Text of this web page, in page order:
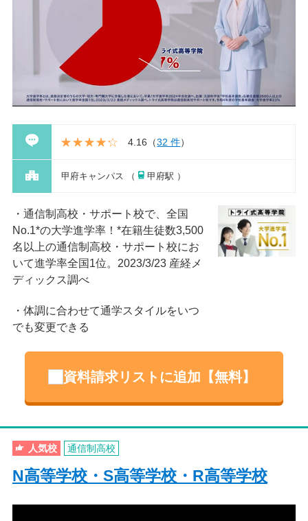
4.16 （32 件）
甲府キャンパス （ 甲府駅 ）
通信制高校・サポート校で、全国
No.1*の大学進学率！*在籍⽣徒数3,500
名以上の通信制⾼校・サポート校にお
いて進学率全国1位。2023/3/23 産経メ
ディックス調べ
体調に合わせて通学スタイルをいつ
でも変更できる
資料請求リストに追加【無料】
人気校 通信制高校
N高等学校・S高等学校・R高等学校